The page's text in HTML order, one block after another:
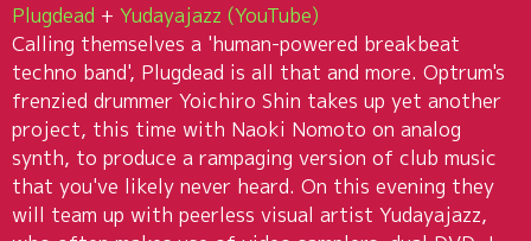
Plugdead + Yudayajazz (YouTube)
Calling themselves a 'human-powered breakbeat
techno band', Plugdead is all that and more. Optrum's
frenzied drummer Yoichiro Shin takes up yet another
project, this time with Naoki Nomoto on analog
synth, to produce a rampaging version of club music
that you've likely never heard. On this evening they
will team up with peerless visual artist Yudayajazz,